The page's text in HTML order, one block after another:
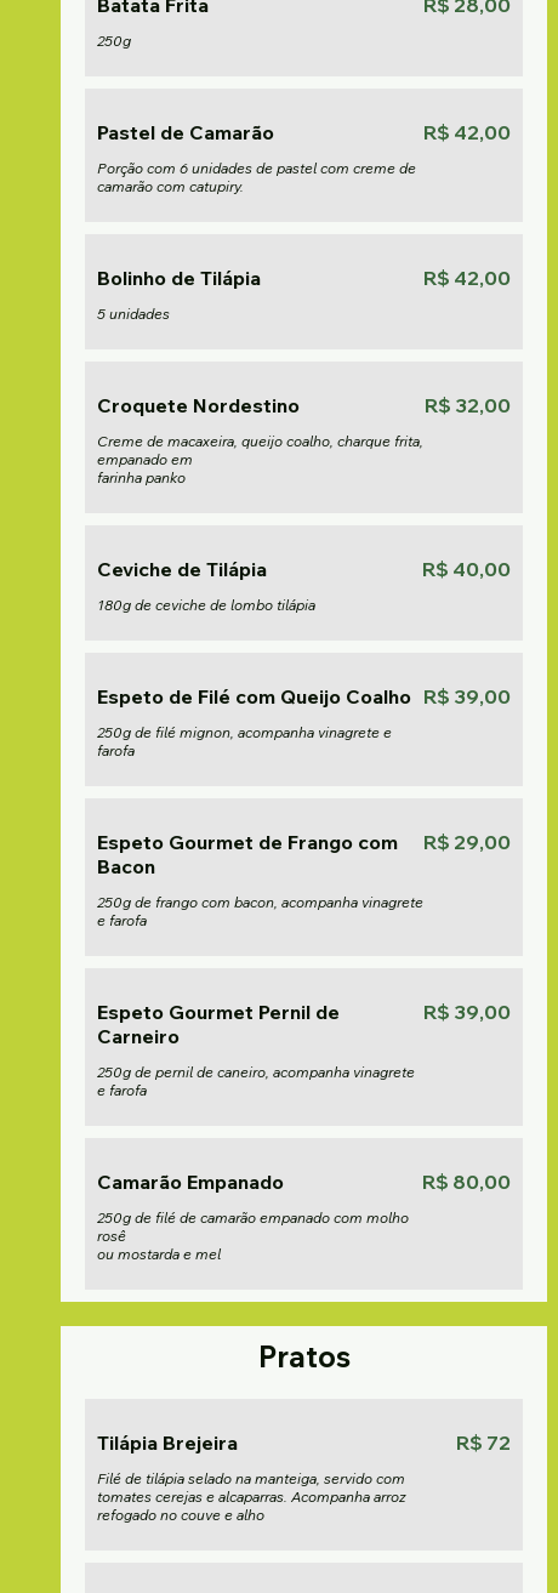
Batata Frita
250g
R$ 28,00
Pastel de Camarão
Porção com 6 unidades de pastel com creme de
camarão com catupiry.
R$ 42,00
Bolinho de Tilápia
5 unidades
R$ 42,00
Croquete Nordestino
Creme de macaxeira, queijo coalho, charque frita,
empanado em
farinha panko
R$ 32,00
Ceviche de Tilápia
180g de ceviche de lombo tilápia
R$ 40,00
Espeto de Filé com Queijo Coalho
250g de filé mignon, acompanha vinagrete e
farofa
R$ 39,00
Espeto Gourmet de Frango com
Bacon
250g de frango com bacon, acompanha vinagrete
e farofa
R$ 29,00
Espeto Gourmet Pernil de
Carneiro
250g de pernil de caneiro, acompanha vinagrete
e farofa
R$ 39,00
Camarão Empanado
250g de filé de camarão empanado com molho
rosê
ou mostarda e mel
R$ 80,00
Pratos
Tilápia Brejeira
Filé de tilápia selado na manteiga, servido com
tomates cerejas e alcaparras. Acompanha arroz
refogado no couve e alho
R$ 72